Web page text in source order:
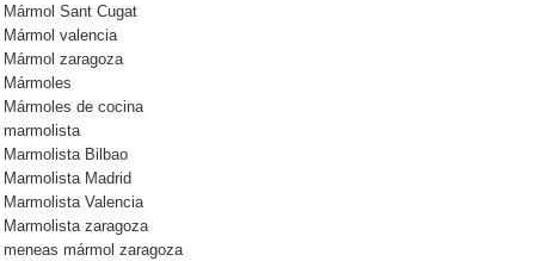
Mármol Sant Cugat
Mármol valencia
Mármol zaragoza
Mármoles
Mármoles de cocina
marmolista
Marmolista Bilbao
Marmolista Madrid
Marmolista Valencia
Marmolista zaragoza
meneas mármol zaragoza